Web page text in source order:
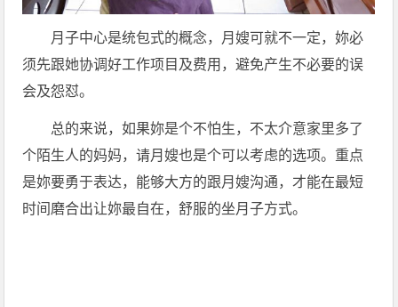
月子中心是统包式的概念，月嫂可就不一定，妳必
须先跟她协调好工作项目及费用，避免产生不必要的误
会及怨怼。
总的来说，如果妳是个不怕生，不太介意家里多了
个陌生人的妈妈，请月嫂也是个可以考虑的选项。重点
是妳要勇于表达，能够大方的跟月嫂沟通，才能在最短
时间磨合出让妳最自在，舒服的坐月子方式。